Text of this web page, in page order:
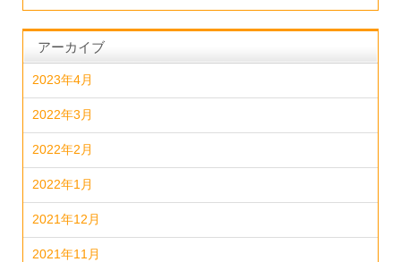
アーカイブ
2023年4月
2022年3月
2022年2月
2022年1月
2021年12月
2021年11月